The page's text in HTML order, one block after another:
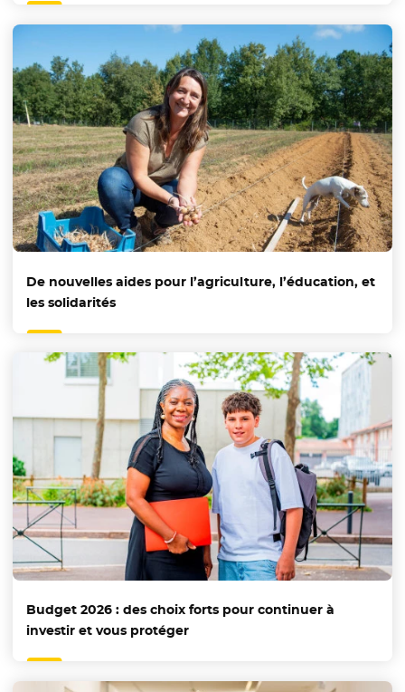
De nouvelles aides pour l’agriculture, l’éducation, et
les solidarités
Budget 2026 : des choix forts pour continuer à
investir et vous protéger